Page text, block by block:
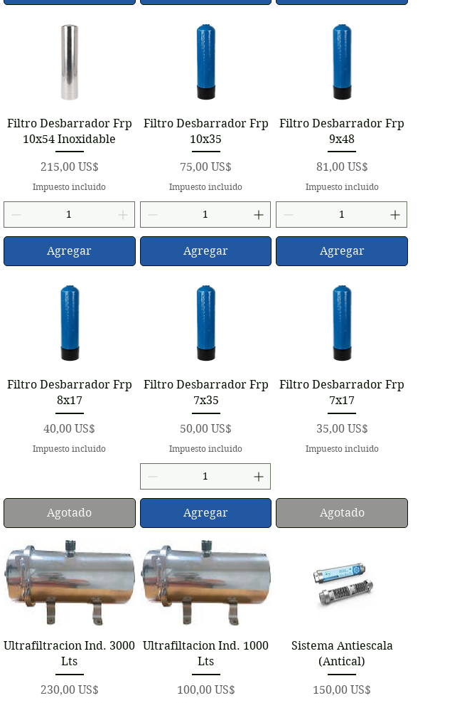
Vista rápida
Filtro Desbarrador Frp
10x54 Inoxidable
Precio
215,00 US$
Impuesto incluido
Agregar
Vista rápida
Filtro Desbarrador Frp
10x35
Precio
75,00 US$
Impuesto incluido
Agregar
Vista rápida
Filtro Desbarrador Frp
9x48
Precio
81,00 US$
Impuesto incluido
Agregar
Vista rápida
Filtro Desbarrador Frp
8x17
Precio
40,00 US$
Impuesto incluido
Agotado
Vista rápida
Filtro Desbarrador Frp
7x35
Precio
50,00 US$
Impuesto incluido
Agregar
Vista rápida
Filtro Desbarrador Frp
7x17
Precio
35,00 US$
Impuesto incluido
Agotado
Vista rápida
Ultrafiltracion Ind. 3000
Lts
Precio
230,00 US$
Vista rápida
Ultrafiltacion Ind. 1000
Lts
Precio
100,00 US$
Vista rápida
Sistema Antiescala
(Antical)
Precio
150,00 US$